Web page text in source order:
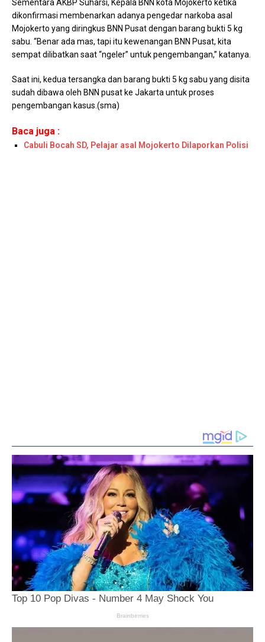
Sementara AKBP Suharsi, Kepala BNN kota Mojokerto ketika
dikonfirmasi membenarkan adanya pengedar narkoba asal
Mojokerto yang diringkus BNN Pusat dengan barang bukti 5 kg
sabu. “Benar ada mas, tapi itu kewenangan BNN Pusat, kita
sempat dilibatkan saat “ngeler” untuk pengembangan,” katanya.
Saat ini, kedua tersangka dan barang bukti 5 kg sabu yang disita
sudah dibawa oleh BNN pusat ke Jakarta untuk proses
pengembangan kasus.(sma)
Baca juga :
Cabuli Bocah SD, Pelajar asal Mojokerto Dilaporkan Polisi